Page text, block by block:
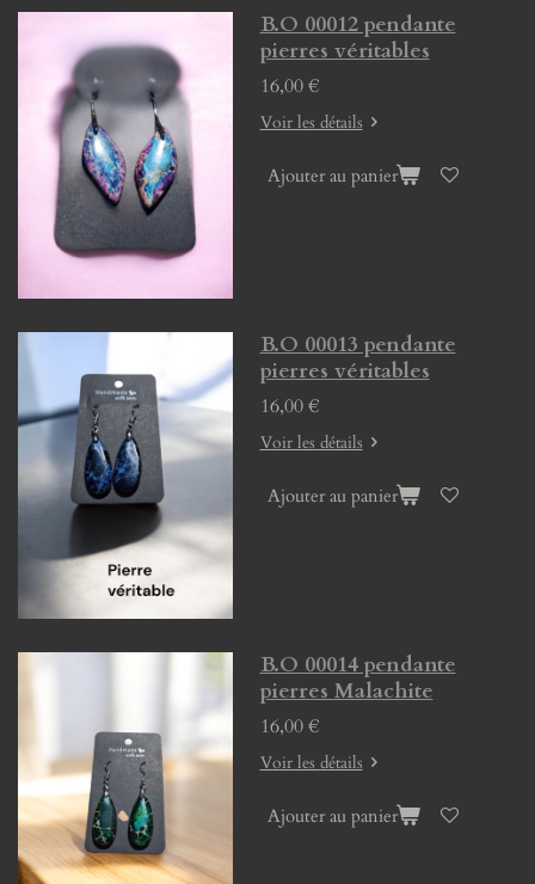
B.O 00012 pendante
pierres véritables
16,00 €
Voir les détails
Ajouter au panier
B.O 00013 pendante
pierres véritables
16,00 €
Voir les détails
Ajouter au panier
B.O 00014 pendante
pierres Malachite
16,00 €
Voir les détails
Ajouter au panier